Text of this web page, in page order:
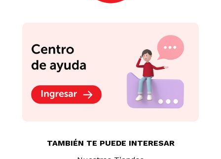
TAMBIÉN TE PUEDE INTERESAR